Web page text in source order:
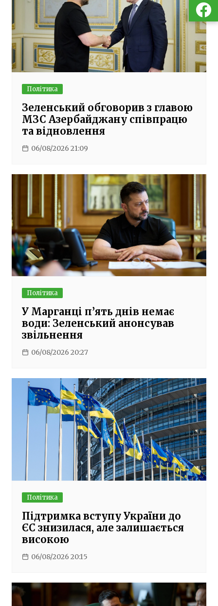
Політика
Зеленський обговорив з главою
МЗС Азербайджану співпрацю
та відновлення
06/08/2026 21:09
Політика
У Марганці п’ять днів немає
води: Зеленський анонсував
звільнення
06/08/2026 20:27
Політика
Підтримка вступу України до
ЄС знизилася, але залишається
високою
06/08/2026 20:15